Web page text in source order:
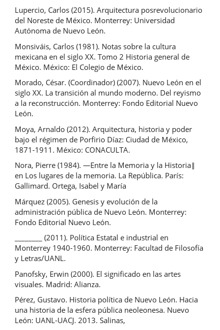
Lupercio, Carlos (2015). Arquitectura posrevolucionario
del Noreste de México. Monterrey: Universidad
Autónoma de Nuevo León.
Monsiváis, Carlos (1981). Notas sobre la cultura
mexicana en el siglo XX. Tomo 2 Historia general de
México. México: El Colegio de México.
Morado, César. (Coordinador) (2007). Nuevo León en el
siglo XX. La transición al mundo moderno. Del reyismo
a la reconstrucción. Monterrey: Fondo Editorial Nuevo
León.
Moya, Arnaldo (2012). Arquitectura, historia y poder
bajo el régimen de Porfirio Díaz: Ciudad de México,
1871-1911. México: CONACULTA.
Nora, Pierre (1984). ―Entre la Memoria y la Historia‖
en Los lugares de la memoria. La República. París:
Gallimard. Ortega, Isabel y María
Márquez (2005). Genesis y evolución de la
administración pública de Nuevo León. Monterrey:
Fondo Editorial Nuevo León.
________ (2011). Política Estatal e industrial en
Monterrey 1940-1960. Monterrey: Facultad de Filosofía
y Letras/UANL.
Panofsky, Erwin (2000). El significado en las artes
visuales. Madrid: Alianza.
Pérez, Gustavo. Historia política de Nuevo León. Hacia
una historia de la esfera pública neoleonesa. Nuevo
León: UANL-UACJ. 2013. Salinas,